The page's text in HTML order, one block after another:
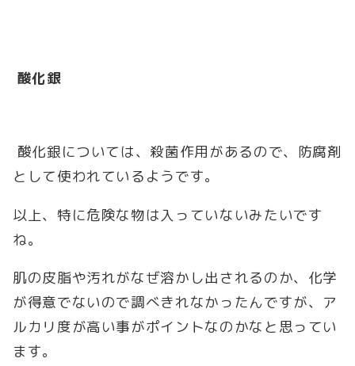
酸化銀
酸化銀については、殺菌作用があるので、防腐剤
として使われているようです。
以上、特に危険な物は入っていないみたいです
ね。
肌の皮脂や汚れがなぜ溶かし出されるのか、化学
が得意でないので調べきれなかったんですが、ア
ルカリ度が高い事がポイントなのかなと思ってい
ます。